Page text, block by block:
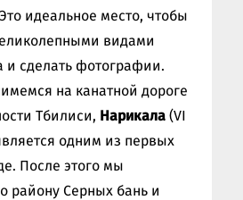
идеальное место, чтобы
видами
и сделать фотографии.
на канатной дороге
Тбилиси, Нарикала (VI
одним из первых
После этого мы
району Серных бань и